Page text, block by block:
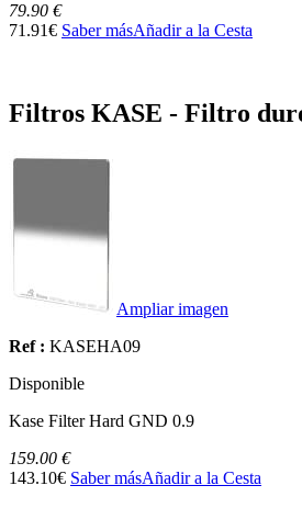
79.90 €
71.91€ Saber másAñadir a la Cesta
Filtros KASE - Filtro
Ampliar imagen
Ref : KASEHA09
Disponible
Kase Filter Hard GND 0.9
159.00 €
143.10€ Saber másAñadir a la Cesta